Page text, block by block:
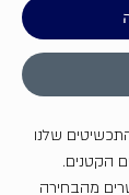
שלנו
הקטנים.
מהבחירה